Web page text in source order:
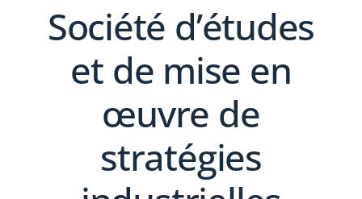
Société d’études
et de mise en
œuvre de
stratégies